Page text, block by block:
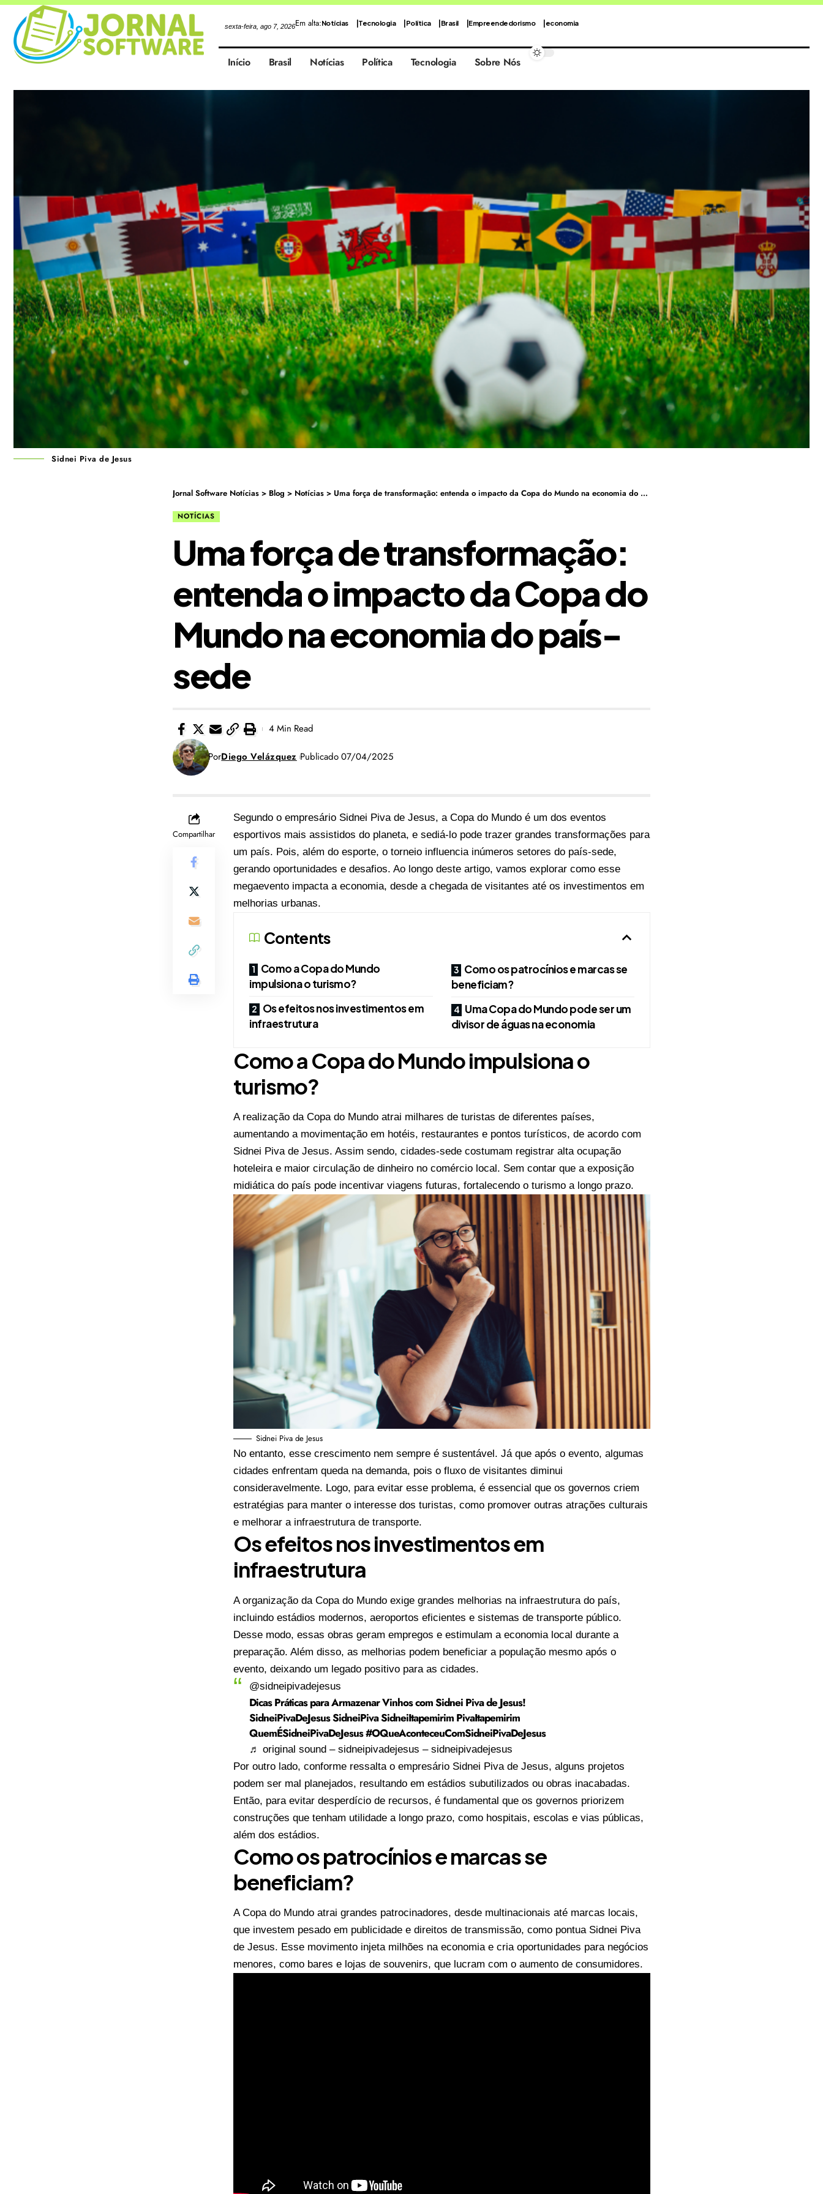
sexta-feira, ago 7, 2026Em alta:Notícias Tecnologia Política Brasil Empreendedorismo economia
Início Brasil Notícias Política Tecnologia Sobre Nós
Sidnei Piva de Jesus
Jornal Software Notícias > Blog > Notícias > Uma força de transformação: entenda o impacto da Copa do Mundo na economia do país-sede
NOTÍCIAS
Uma força de transformação:
entenda o impacto da Copa do
Mundo na economia do país-
sede
PorDiego Velázquez Publicado 07/04/2025
4 Min Read
Compartilhar
Segundo o empresário Sidnei Piva de Jesus, a Copa do Mundo é um dos eventos
esportivos mais assistidos do planeta, e sediá-lo pode trazer grandes transformações para
um país. Pois, além do esporte, o torneio influencia inúmeros setores do país-sede,
gerando oportunidades e desafios. Ao longo deste artigo, vamos explorar como esse
megaevento impacta a economia, desde a chegada de visitantes até os investimentos em
melhorias urbanas.
Contents
Como a Copa do Mundo
impulsiona o turismo?
Os efeitos nos investimentos em
infraestrutura
Como os patrocínios e marcas se
beneficiam?
Uma Copa do Mundo pode ser um
divisor de águas na economia
Como a Copa do Mundo impulsiona o
turismo?
A realização da Copa do Mundo atrai milhares de turistas de diferentes países,
aumentando a movimentação em hotéis, restaurantes e pontos turísticos, de acordo com
Sidnei Piva de Jesus. Assim sendo, cidades-sede costumam registrar alta ocupação
hoteleira e maior circulação de dinheiro no comércio local. Sem contar que a exposição
midiática do país pode incentivar viagens futuras, fortalecendo o turismo a longo prazo.
Sidnei Piva de Jesus
No entanto, esse crescimento nem sempre é sustentável. Já que após o evento, algumas
cidades enfrentam queda na demanda, pois o fluxo de visitantes diminui
consideravelmente. Logo, para evitar esse problema, é essencial que os governos criem
estratégias para manter o interesse dos turistas, como promover outras atrações culturais
e melhorar a infraestrutura de transporte.
Os efeitos nos investimentos em
infraestrutura
A organização da Copa do Mundo exige grandes melhorias na infraestrutura do país,
incluindo estádios modernos, aeroportos eficientes e sistemas de transporte público.
Desse modo, essas obras geram empregos e estimulam a economia local durante a
preparação. Além disso, as melhorias podem beneficiar a população mesmo após o
evento, deixando um legado positivo para as cidades.
@sidneipivadejesus
Dicas Práticas para Armazenar Vinhos com Sidnei Piva de Jesus!
SidneiPivaDeJesus SidneiPiva SidneiItapemirim PivaItapemirim
QuemÉSidneiPivaDeJesus#OQueAconteceuComSidneiPivaDeJesus
♬ original sound – sidneipivadejesus – sidneipivadejesus
Por outro lado, conforme ressalta o empresário Sidnei Piva de Jesus, alguns projetos
podem ser mal planejados, resultando em estádios subutilizados ou obras inacabadas.
Então, para evitar desperdício de recursos, é fundamental que os governos priorizem
construções que tenham utilidade a longo prazo, como hospitais, escolas e vias públicas,
além dos estádios.
Como os patrocínios e marcas se
beneficiam?
A Copa do Mundo atrai grandes patrocinadores, desde multinacionais até marcas locais,
que investem pesado em publicidade e direitos de transmissão, como pontua Sidnei Piva
de Jesus. Esse movimento injeta milhões na economia e cria oportunidades para negócios
menores, como bares e lojas de souvenirs, que lucram com o aumento de consumidores.